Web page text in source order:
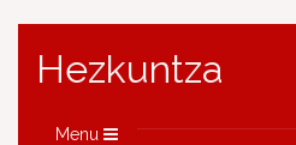
Hezkuntza
Menu